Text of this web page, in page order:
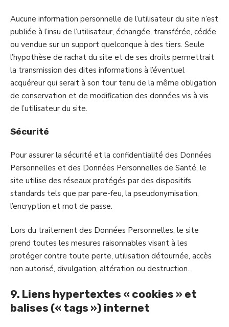
Aucune information personnelle de l’utilisateur du site n’est
publiée à l’insu de l’utilisateur, échangée, transférée, cédée
ou vendue sur un support quelconque à des tiers. Seule
l’hypothèse de rachat du site et de ses droits permettrait
la transmission des dites informations à l’éventuel
acquéreur qui serait à son tour tenu de la même obligation
de conservation et de modification des données vis à vis
de l’utilisateur du site.
Sécurité
Pour assurer la sécurité et la confidentialité des Données
Personnelles et des Données Personnelles de Santé, le
site utilise des réseaux protégés par des dispositifs
standards tels que par pare-feu, la pseudonymisation,
l’encryption et mot de passe.
Lors du traitement des Données Personnelles, le site
prend toutes les mesures raisonnables visant à les
protéger contre toute perte, utilisation détournée, accès
non autorisé, divulgation, altération ou destruction.
9. Liens hypertextes « cookies » et
balises (« tags ») internet